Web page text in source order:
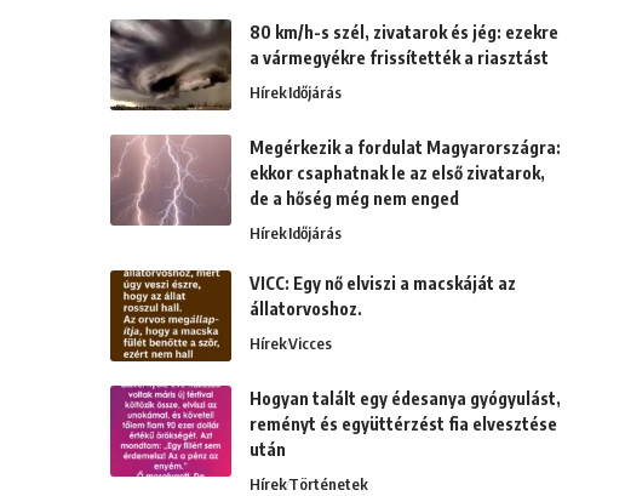
80 km/h-s szél, zivatarok és jég: ezekre
a vármegyékre frissítették a riasztást
HírekIdőjárás
Megérkezik a fordulat Magyarországra:
ekkor csaphatnak le az első zivatarok,
de a hőség még nem enged
HírekIdőjárás
VICC: Egy nő elviszi a macskáját az
állatorvoshoz.
HírekVicces
Hogyan talált egy édesanya gyógyulást,
reményt és együttérzést fia elvesztése
után
HírekTörténetek